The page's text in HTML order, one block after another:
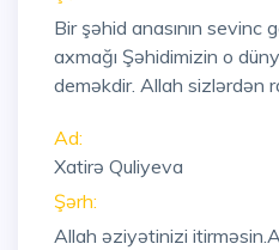
Bir şəhid anasının sevinc
axmağı Şəhidimizin o
deməkdir. Allah sizlərdən
Ad:
Xatirə Quliyeva
Şərh:
Allah əziyətinizi